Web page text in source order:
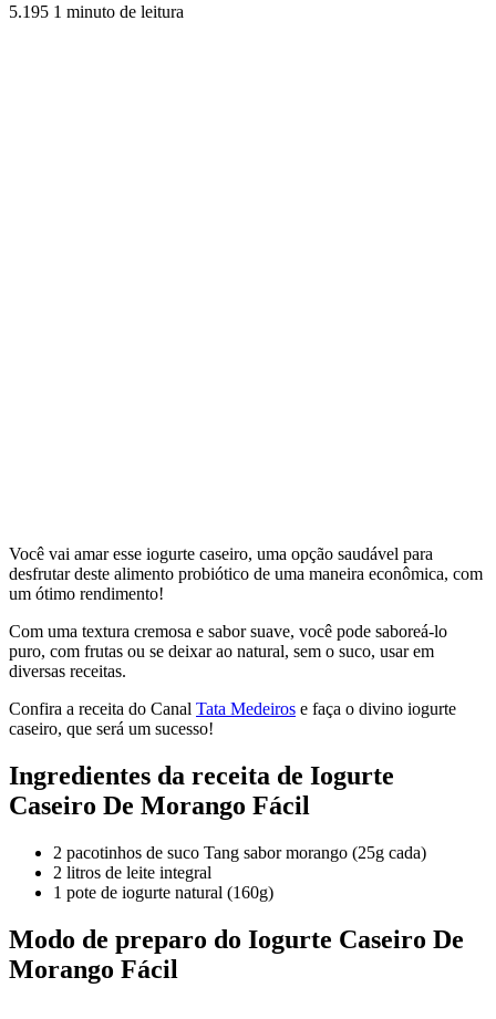
5.195 1 minuto de leitura
Você vai amar esse iogurte caseiro, uma opção saudável para
desfrutar deste alimento probiótico de uma maneira econômica, com
um ótimo rendimento!
Com uma textura cremosa e sabor suave, você pode saboreá-lo
puro, com frutas ou se deixar ao natural, sem o suco, usar em
diversas receitas.
Confira a receita do Canal Tata Medeiros e faça o divino iogurte
caseiro, que será um sucesso!
Ingredientes da receita de Iogurte
Caseiro De Morango Fácil
2 pacotinhos de suco Tang sabor morango (25g cada)
2 litros de leite integral
1 pote de iogurte natural (160g)
Modo de preparo do Iogurte Caseiro De
Morango Fácil